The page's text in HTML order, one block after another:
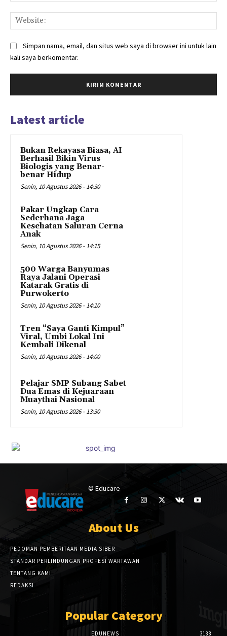
Simpan nama, email, dan situs web saya di browser ini untuk lain
kali saya berkomentar.
Latest article
Bukan Rekayasa Biasa, AI
Berhasil Bikin Virus
Biologis yang Benar-
benar Hidup
Senin, 10 Agustus 2026 - 14:30
Pakar Ungkap Cara
Sederhana Jaga
Kesehatan Saluran Cerna
Anak
Senin, 10 Agustus 2026 - 14:15
500 Warga Banyumas
Raya Jalani Operasi
Katarak Gratis di
Purwokerto
Senin, 10 Agustus 2026 - 14:10
Tren “Saya Ganti Kimpul”
Viral, Umbi Lokal Ini
Kembali Dikenal
Senin, 10 Agustus 2026 - 14:00
Pelajar SMP Subang Sabet
Dua Emas di Kejuaraan
Muaythai Nasional
Senin, 10 Agustus 2026 - 13:30
© Educare
About Us
PEDOMAN PEMBERITAAN MEDIA SIBER
STANDAR PERLINDUNGAN PROFESI WARTAWAN
TENTANG KAMI
REDAKSI
Popular Category
EDUNEWS 3188